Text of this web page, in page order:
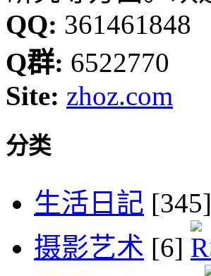
QQ: 361461848
Q群: 6522770
Site: zhoz.com
分类
生活日記 [345]
摄影艺术 [6]